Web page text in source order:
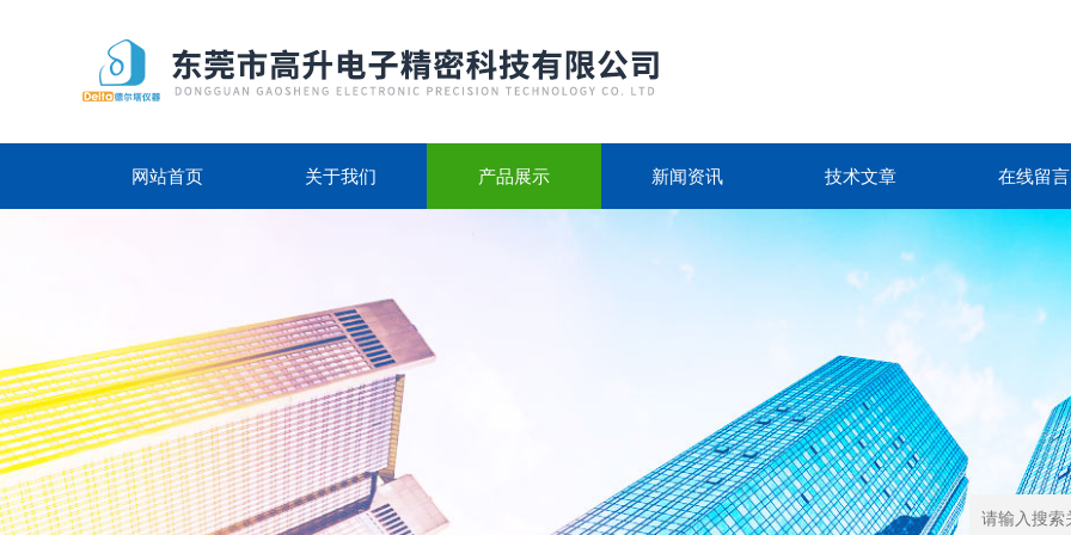
网站首页 关于我们 产品展示 新闻资讯 技术文章 在线留言